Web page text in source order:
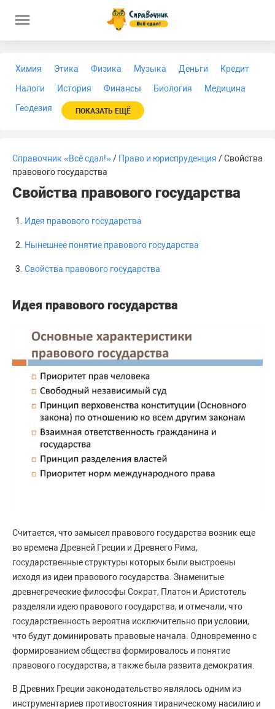
Химия Этика Физика Музыка Деньги
Кредит
Налоги
История Финансы Биология
Медицина
Геодезия
ПОКАЗАТЬ ЕЩЁ
Справочник «Всё сдал!»/ Право и юриспруденция / Свойства
правового государства
Свойства правового государства
Идея правового государства
Нынешнее понятие правового государства
Свойства правового государства
Идея правового государства
Считается, что замысел правового государства возник еще
во времена Древней Греции и Древнего Рима,
государственные структуры которых были выстроены
исходя из идеи правового государства. Знаменитые
древнегреческие философы Сократ, Платон и Аристотель
разделяли идею правового государства, и отмечали, что
государственность вероятна исключительно при условии,
что будут доминировать правовые начала. Одновременно с
формированием общества формировалось и понятие
правового государства, а также была развита демократия.
В Древних Греции законодательство являлось одним из
инструментариев противостояния тираническому насилию и